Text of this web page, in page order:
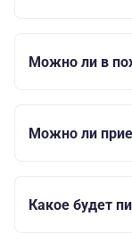
Можно ли в
Можно ли
Какое будет